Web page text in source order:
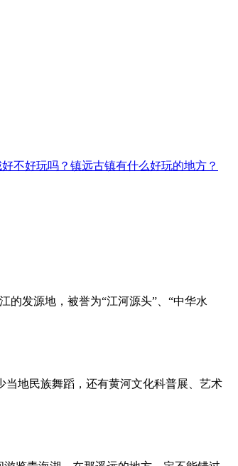
不好玩吗？镇远古镇有什么好玩的地方？
发源地，被誉为“江河源头”、“中华水
地民族舞蹈，还有黄河文化科普展、艺术